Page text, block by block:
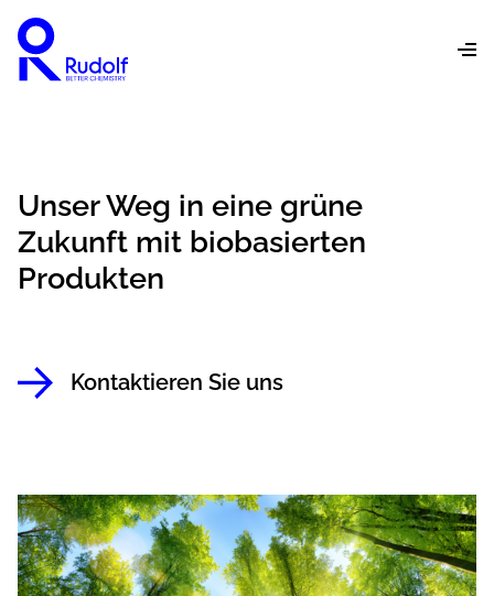
Unser Weg in eine grüne
Zukunft mit biobasierten
Produkten
Kontaktieren Sie uns